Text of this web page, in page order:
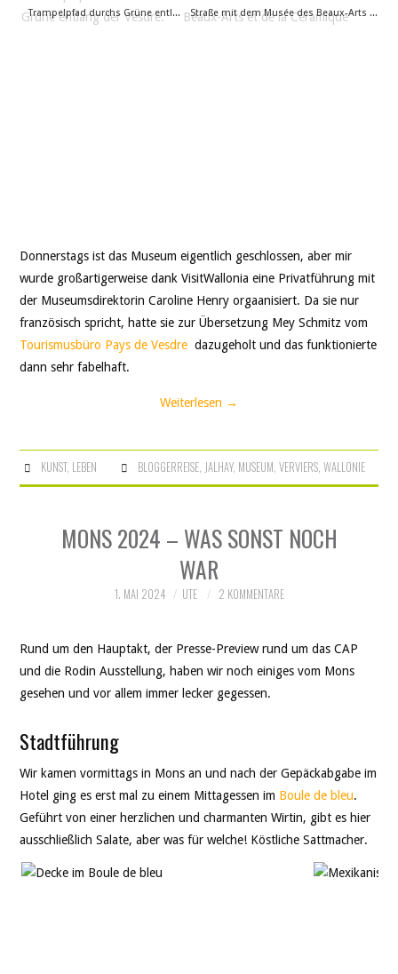
Trampelpfad durchs Grüne entlang der Vesdre. Straße mit dem Musée des Beaux-Arts et de la Céramique
Donnerstags ist das Museum eigentlich geschlossen, aber mir
wurde großartigerweise dank VisitWallonia eine Privatführung mit
der Museumsdirektorin Caroline Henry orgaanisiert. Da sie nur
französisch spricht, hatte sie zur Übersetzung Mey Schmitz vom
Tourismusbüro Pays de Vesdre dazugeholt und das funktionierte
dann sehr fabelhaft.
Weiterlesen →
KUNST, LEBEN BLOGGERREISE, JALHAY, MUSEUM, VERVIERS, WALLONIE
MONS 2024 – WAS SONST NOCH
WAR
1. MAI 2024 UTE 2 KOMMENTARE
Rund um den Hauptakt, der Presse-Preview rund um das CAP
und die Rodin Ausstellung, haben wir noch einiges vom Mons
gesehen und vor allem immer lecker gegessen.
Stadtführung
Wir kamen vormittags in Mons an und nach der Gepäckabgabe im
Hotel ging es erst mal zu einem Mittagessen im Boule de bleu.
Geführt von einer herzlichen und charmanten Wirtin, gibt es hier
ausschließlich Salate, aber was für welche! Köstliche Sattmacher.